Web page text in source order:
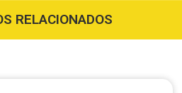
RELACIONADOS